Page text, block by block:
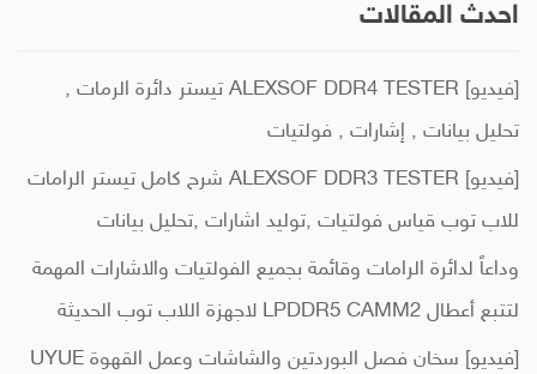
احدث المقالات
[فيديو] ALEXSOF DDR4 TESTER تيستر دائرة الرمات ,
تحليل بيانات , إشارات , فولتيات
[فيديو] ALEXSOF DDR3 TESTER شرح كامل تيستر الرامات
للاب توب قياس فولتيات ,توليد اشارات ,تحليل بيانات
وداعاً لدائرة الرامات وقائمة بجميع الفولتيات والاشارات المهمة
لتتبع أعطال LPDDR5 CAMM2 لاجهزة اللاب توب الحديثة
[فيديو] سخان فصل البوردتين والشاشات وعمل القهوة UYUE